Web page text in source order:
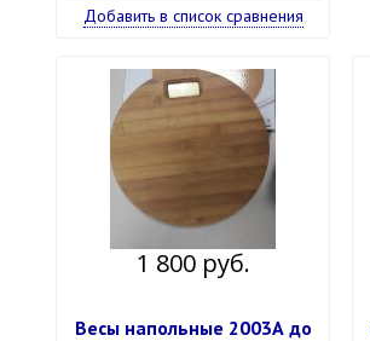
Добавить в список сравнения
1 800 руб.
Весы напольные 2003А до